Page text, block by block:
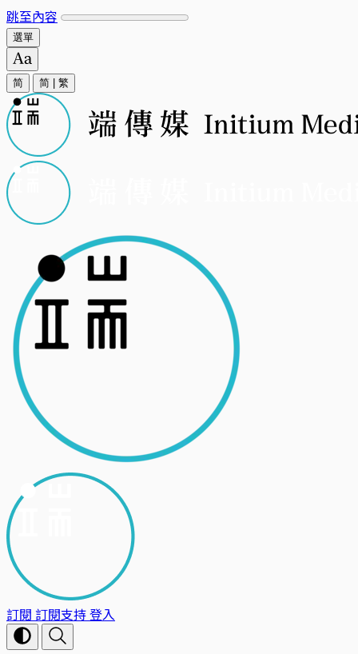
跳至內容
選單
简 简 繁
訂閱 訂閱支持登入